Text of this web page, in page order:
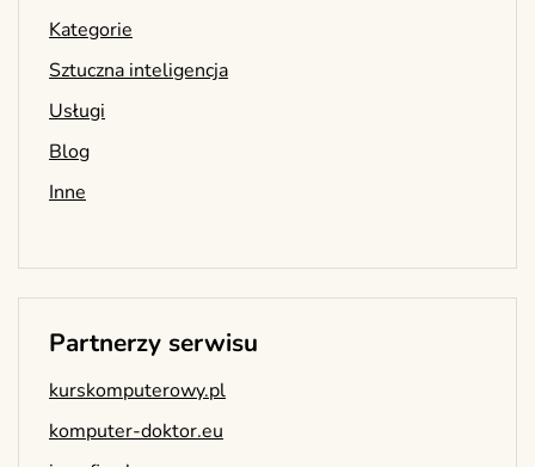
Kategorie
Sztuczna inteligencja
Usługi
Blog
Inne
Partnerzy serwisu
kurskomputerowy.pl
komputer-doktor.eu